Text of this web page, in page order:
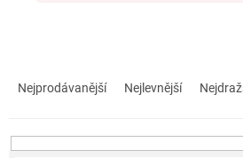
n
Nejprodávanější Nejlevnější